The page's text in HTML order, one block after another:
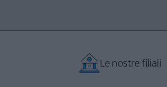
Le nostre filiali